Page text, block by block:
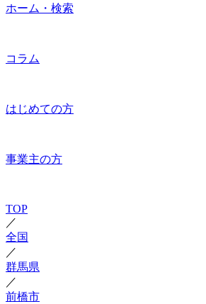
ホーム・検索
コラム
はじめての方
事業主の方
TOP
／
全国
／
群馬県
／
前橋市